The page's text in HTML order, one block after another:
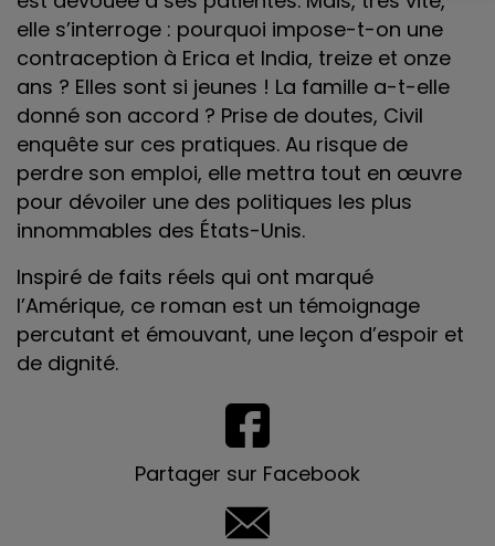
elle s’interroge : pourquoi impose-t-on une
contraception à Erica et India, treize et onze
ans ? Elles sont si jeunes ! La famille a-t-elle
donné son accord ? Prise de doutes, Civil
enquête sur ces pratiques. Au risque de
perdre son emploi, elle mettra tout en œuvre
pour dévoiler une des politiques les plus
innommables des États-Unis.
Inspiré de faits réels qui ont marqué
l’Amérique, ce roman est un témoignage
percutant et émouvant, une leçon d’espoir et
de dignité.
Partager sur Facebook